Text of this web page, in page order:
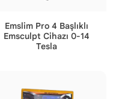
Emslim Pro 4 Başlıklı
Emsculpt Cihazı 0-14
Tesla